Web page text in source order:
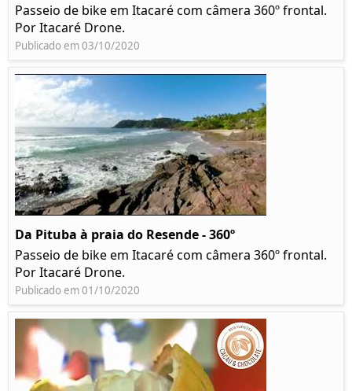
Passeio de bike em Itacaré com câmera 360º frontal.
Por Itacaré Drone.
Publicado em 03/10/2020
Da Pituba à praia do Resende - 360º
Passeio de bike em Itacaré com câmera 360º frontal.
Por Itacaré Drone.
Publicado em 01/10/2020